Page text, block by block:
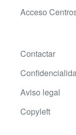
Acceso
Contactar
Aviso legal
Copyleft